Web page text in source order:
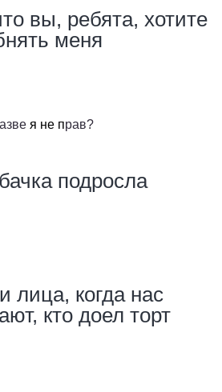
вы, ребята, хотите
меня
я не прав?
подросла
лица, когда нас
кто доел торт